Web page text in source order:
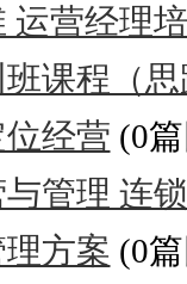
运营经理
课程（
经营 (0
管理 连
方案 (0